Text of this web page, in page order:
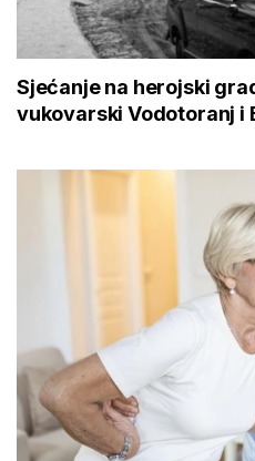
Sjećanje na herojski
vukovarski Vodotoranj i